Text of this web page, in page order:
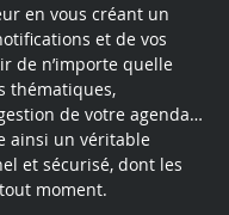
en vous créant un
et de vos
de n’importe quelle
thématiques,
de votre agenda…
ainsi un véritable
et sécurisé, dont les
moment.